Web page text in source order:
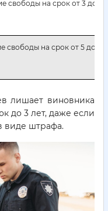
свободы на срок от 3 до 8
свободы на срок от 5 до 10
лишает виновника
до 3 лет, даже если
виде штрафа.